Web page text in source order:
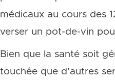
médicaux au cours des
verser un pot-de-vin
Bien que la santé soit
touchée que d’autres